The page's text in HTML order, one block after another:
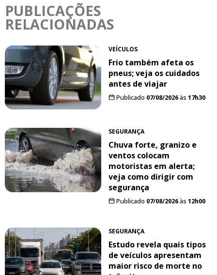
PUBLICAÇÕES
RELACIONADAS
VEÍCULOS
Frio também afeta os
pneus; veja os cuidados
antes de viajar
Publicado 07/08/2026às 17h30
SEGURANÇA
Chuva forte, granizo e
ventos colocam
motoristas em alerta;
veja como dirigir com
segurança
Publicado 07/08/2026às 12h00
SEGURANÇA
Estudo revela quais tipos
de veículos apresentam
maior risco de morte no